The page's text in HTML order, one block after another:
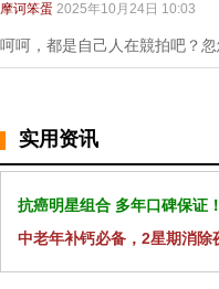
摩诃笨蛋 2025年10月24日 10:03
呵呵，都是自己人在競拍吧？忽
实用资讯
抗癌明星组合 多年口碑保证
中老年补钙必备，2星期消